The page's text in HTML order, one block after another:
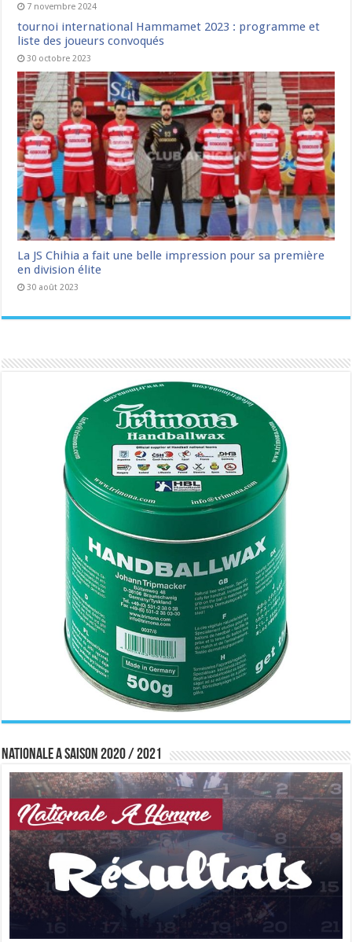
7 novembre 2024
tournoi international Hammamet 2023 : programme et
liste des joueurs convoqués
30 octobre 2023
La JS Chihia a fait une belle impression pour sa première
en division élite
30 août 2023
Nationale A saison 2020 / 2021